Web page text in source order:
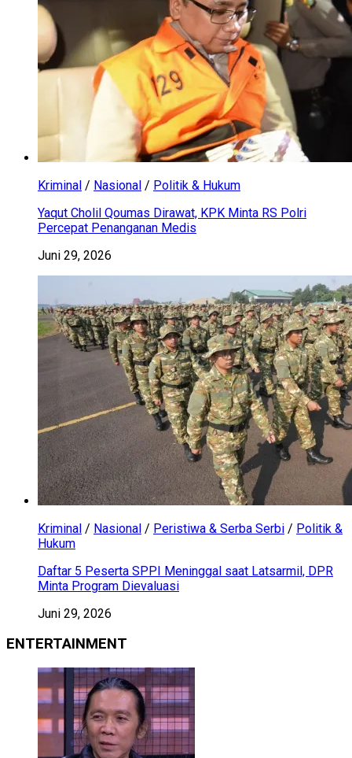
Kriminal / Nasional / Politik & Hukum
Yaqut Cholil Qoumas Dirawat, KPK Minta RS Polri
Percepat Penanganan Medis
Juni 29, 2026
Kriminal / Nasional / Peristiwa & Serba Serbi / Politik &
Hukum
Daftar 5 Peserta SPPI Meninggal saat Latsarmil, DPR
Minta Program Dievaluasi
Juni 29, 2026
ENTERTAINMENT